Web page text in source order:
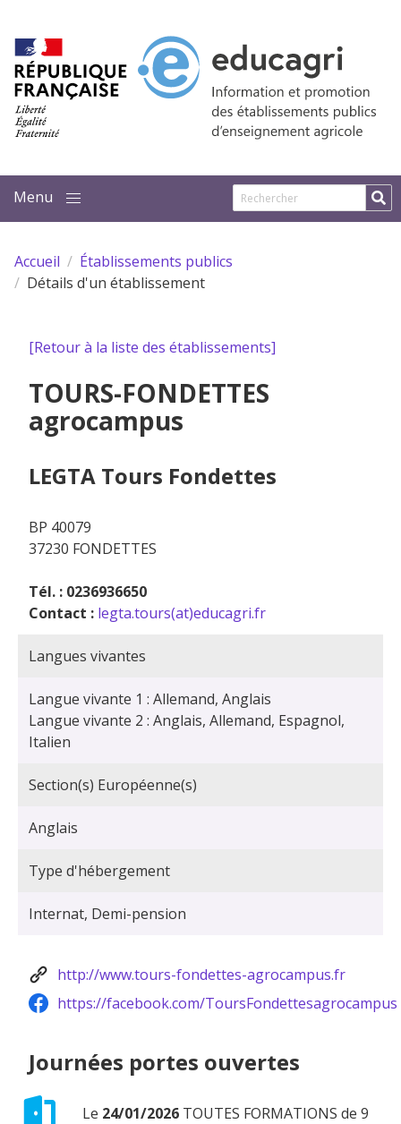
Accueil
Établissements publics
Détails d'un établissement
[Retour à la liste des établissements]
TOURS-FONDETTES
agrocampus
LEGTA Tours Fondettes
BP 40079
37230 FONDETTES
Tél. : 0236936650
Contact : legta.tours(at)educagri.fr
Langues vivantes
Langue vivante 1 : Allemand, Anglais
Langue vivante 2 : Anglais, Allemand, Espagnol,
Italien
Section(s) Européenne(s)
Anglais
Type d'hébergement
Internat, Demi-pension
http://www.tours-fondettes-agrocampus.fr
https://facebook.com/ToursFondettesagrocampus
Journées portes ouvertes
Le 24/01/2026 TOUTES FORMATIONS de 9